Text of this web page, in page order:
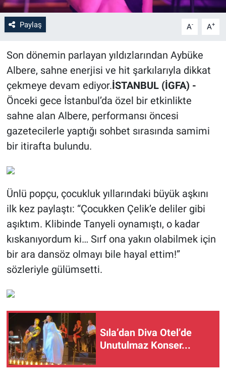
Paylaş A- A+
Son dönemin parlayan yıldızlarından Aybüke
Albere, sahne enerjisi ve hit şarkılarıyla dikkat
çekmeye devam ediyor.İSTANBUL (İGFA) -
Önceki gece İstanbul’da özel bir etkinlikte
sahne alan Albere, performansı öncesi
gazetecilerle yaptığı sohbet sırasında samimi
bir itirafta bulundu.
Ünlü popçu, çocukluk yıllarındaki büyük aşkını
ilk kez paylaştı: “Çocukken Çelik’e deliler gibi
aşıktım. Klibinde Tanyeli oynamıştı, o kadar
kıskanıyordum ki… Sırf ona yakın olabilmek için
bir ara dansöz olmayı bile hayal ettim!”
sözleriyle gülümsetti.
Sıla’dan Diva Otel’de
Unutulmaz Konser...